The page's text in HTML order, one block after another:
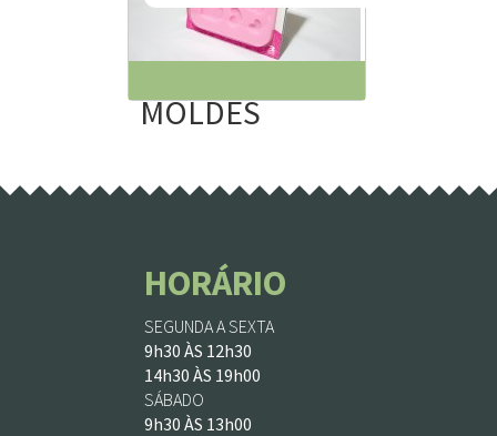
MOLDES
HORÁRIO
SEGUNDA A SEXTA
9h30 ÀS 12h30
14h30 ÀS 19h00
SÁBADO
9h30 ÀS 13h00